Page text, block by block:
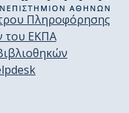
Πληροφόρησης
του ΕΚΠΑ